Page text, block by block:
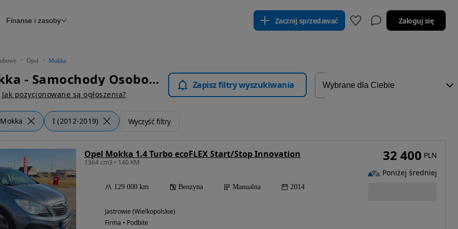
Raport z inspekcji
Otomoto News
Finanse i zasoby Zacznij sprzedawać Zaloguj się
Opel Mokka
Opel Mokka - Samochody Osobowe
Jak pozycjonowane są ogłoszenia?
Zapisz filtry wyszukiwania
Mokka I (2012-2019) Wyczyść filtry
Opel Mokka 1.4 Turbo ecoFLEX Start/Stop Innovation
1364 cm3 • 140 KM
129 000 km Benzyna Manualna 2014
Jastrowie (Wielkopolskie)
Firma • Podbite
32 400 PLN
Poniżej średniej